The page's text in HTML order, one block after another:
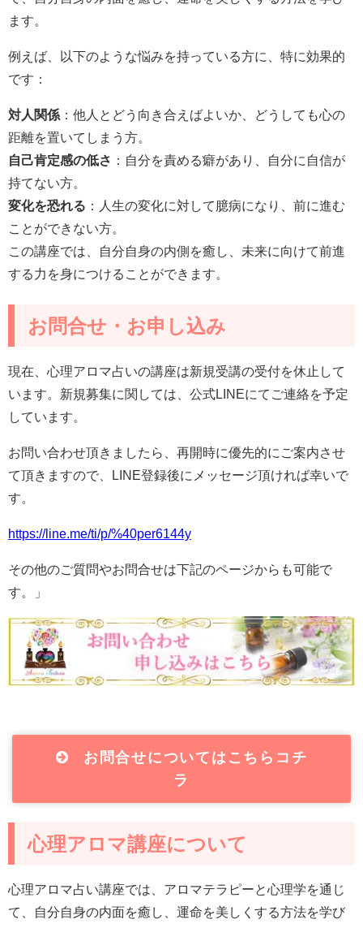
ます。
例えば、以下のような悩みを持っている方に、特に効果的
です：
対人関係 ：他人とどう向き合えばよいか、どうしても心の
距離を置いてしまう方。
自己肯定感の低さ ：自分を責める癖があり、自分に自信が
持てない方。
変化を恐れる ：人生の変化に対して臆病になり、前に進む
ことができない方。
この講座では、自分自身の内側を癒し、未来に向けて前進
する力を身につけることができます。
お問合せ・お申し込み
現在、心理アロマ占いの講座は新規受講の受付を休止して
います。新規募集に関しては、公式LINEにてご連絡を予定
しています。
お問い合わせ頂きましたら、再開時に優先的にご案内させ
て頂きますので、LINE登録後にメッセージ頂ければ幸いで
す。
https://line.me/ti/p/%40per6144y
その他のご質問やお問合せは下記のページからも可能で
す。」
お問合せについてはこちらコチ
ラ
心理アロマ講座について
心理アロマ占い講座では、アロマテラピーと心理学を通じ
て、自分自身の内面を癒し、運命を美しくする方法を学び